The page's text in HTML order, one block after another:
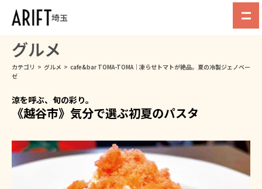
埼玉
グルメ
カテゴリ > グルメ > cafe&bar TOMA-TOMA｜凍らせトマトが絶品。夏の冷製ジェノベー
ゼ
涼を呼ぶ、旬の彩り。
《越谷市》気分で選ぶ初夏のパスタ